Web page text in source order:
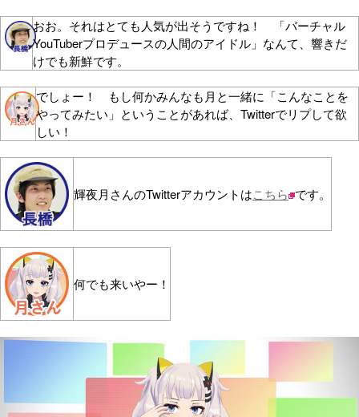
おお。それはとても人気が出そうですね！ 「バーチャル
YouTuberプロデュースの人間のアイドル」なんて、響きだ
けでも新鮮です。
でしょー！ もし何かみんなも月と一緒に「こんなことを
やってみたい」ということがあれば、Twitterでリプして欲
しい！
輝夜月さんのTwitterアカウントはこちら です。
何でも来いやー！